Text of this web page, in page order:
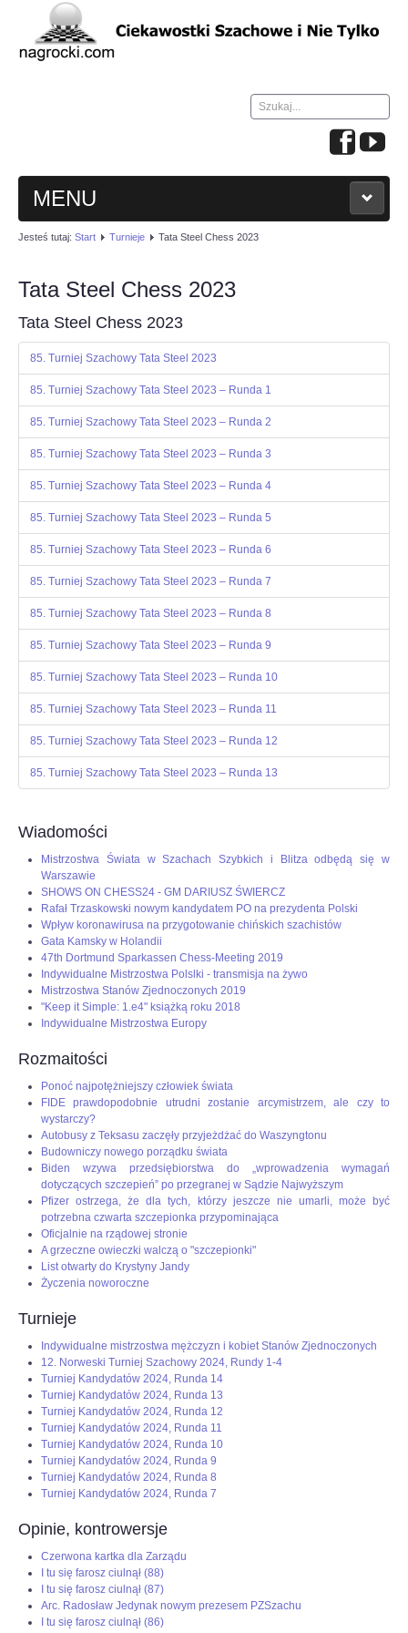
Szukaj...
MENU
HOME
WIADOMOŚCI
NAUKA GRY W SZACHY
TURNIEJE
OPINIE, KONTROWERSJE
POLITYKA
FILMIKI
Z ARCHIWUM
SZACHIŚCI
ZDJĘCIA
Z KALENDARZA
Jesteś tutaj: Start Turnieje Tata Steel Chess 2023
Tata Steel Chess 2023
Tata Steel Chess 2023
85. Turniej Szachowy Tata Steel 2023
85. Turniej Szachowy Tata Steel 2023 – Runda 1
85. Turniej Szachowy Tata Steel 2023 – Runda 2
85. Turniej Szachowy Tata Steel 2023 – Runda 3
85. Turniej Szachowy Tata Steel 2023 – Runda 4
85. Turniej Szachowy Tata Steel 2023 – Runda 5
85. Turniej Szachowy Tata Steel 2023 – Runda 6
85. Turniej Szachowy Tata Steel 2023 – Runda 7
85. Turniej Szachowy Tata Steel 2023 – Runda 8
85. Turniej Szachowy Tata Steel 2023 – Runda 9
85. Turniej Szachowy Tata Steel 2023 – Runda 10
85. Turniej Szachowy Tata Steel 2023 – Runda 11
85. Turniej Szachowy Tata Steel 2023 – Runda 12
85. Turniej Szachowy Tata Steel 2023 – Runda 13
Wiadomości
Mistrzostwa Świata w Szachach Szybkich i Blitza odbędą się w
Warszawie
SHOWS ON CHESS24 - GM DARIUSZ ŚWIERCZ
Rafał Trzaskowski nowym kandydatem PO na prezydenta Polski
Wpływ koronawirusa na przygotowanie chińskich szachistów
Gata Kamsky w Holandii
47th Dortmund Sparkassen Chess-Meeting 2019
Indywidualne Mistrzostwa Polslki - transmisja na żywo
Mistrzostwa Stanów Zjednoczonych 2019
"Keep it Simple: 1.e4" książką roku 2018
Indywidualne Mistrzostwa Europy
Rozmaitości
Ponoć najpotężniejszy człowiek świata
FIDE prawdopodobnie utrudni zostanie arcymistrzem, ale czy to
wystarczy?
Autobusy z Teksasu zaczęły przyjeżdżać do Waszyngtonu
Budowniczy nowego porządku świata
Biden wzywa przedsiębiorstwa do „wprowadzenia wymagań
dotyczących szczepień” po przegranej w Sądzie Najwyższym
Pfizer ostrzega, że dla tych, którzy jeszcze nie umarli, może być
potrzebna czwarta szczepionka przypominająca
Oficjalnie na rządowej stronie
A grzeczne owieczki walczą o "szczepionki"
List otwarty do Krystyny Jandy
Życzenia noworoczne
Turnieje
Indywidualne mistrzostwa mężczyzn i kobiet Stanów Zjednoczonych
12. Norweski Turniej Szachowy 2024, Rundy 1-4
Turniej Kandydatów 2024, Runda 14
Turniej Kandydatów 2024, Runda 13
Turniej Kandydatów 2024, Runda 12
Turniej Kandydatów 2024, Runda 11
Turniej Kandydatów 2024, Runda 10
Turniej Kandydatów 2024, Runda 9
Turniej Kandydatów 2024, Runda 8
Turniej Kandydatów 2024, Runda 7
Opinie, kontrowersje
Czerwona kartka dla Zarządu
I tu się farosz ciulnął (88)
I tu się farosz ciulnął (87)
Arc. Radosław Jedynak nowym prezesem PZSzachu
I tu się farosz ciulnął (86)